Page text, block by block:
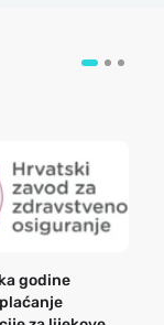
godine